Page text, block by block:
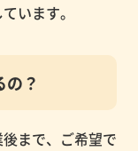
います。
？
まで、ご希望で